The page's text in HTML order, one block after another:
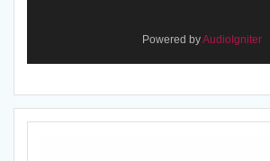
Powered byAudioIgniter